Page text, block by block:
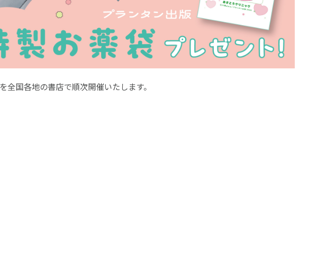
を全国各地の書店で順次開催いたします。